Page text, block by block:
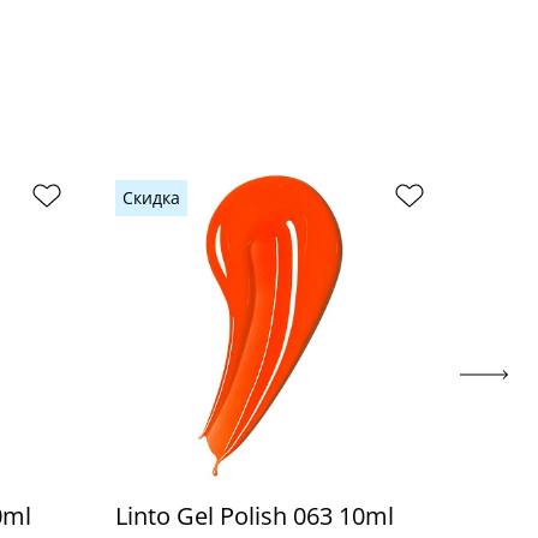
Скидка
Linto Gel Polish 063 10ml